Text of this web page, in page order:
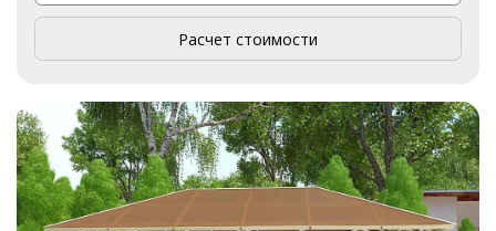
Расчет стоимости